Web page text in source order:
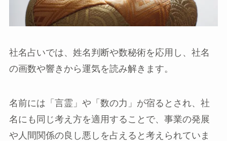
社名占いでは、姓名判断や数秘術を応用し、社名
の画数や響きから運気を読み解きます。
名前には「言霊」や「数の力」が宿るとされ、社
名にも同じ考え方を適用することで、事業の発展
や人間関係の良し悪しを占えると考えられていま